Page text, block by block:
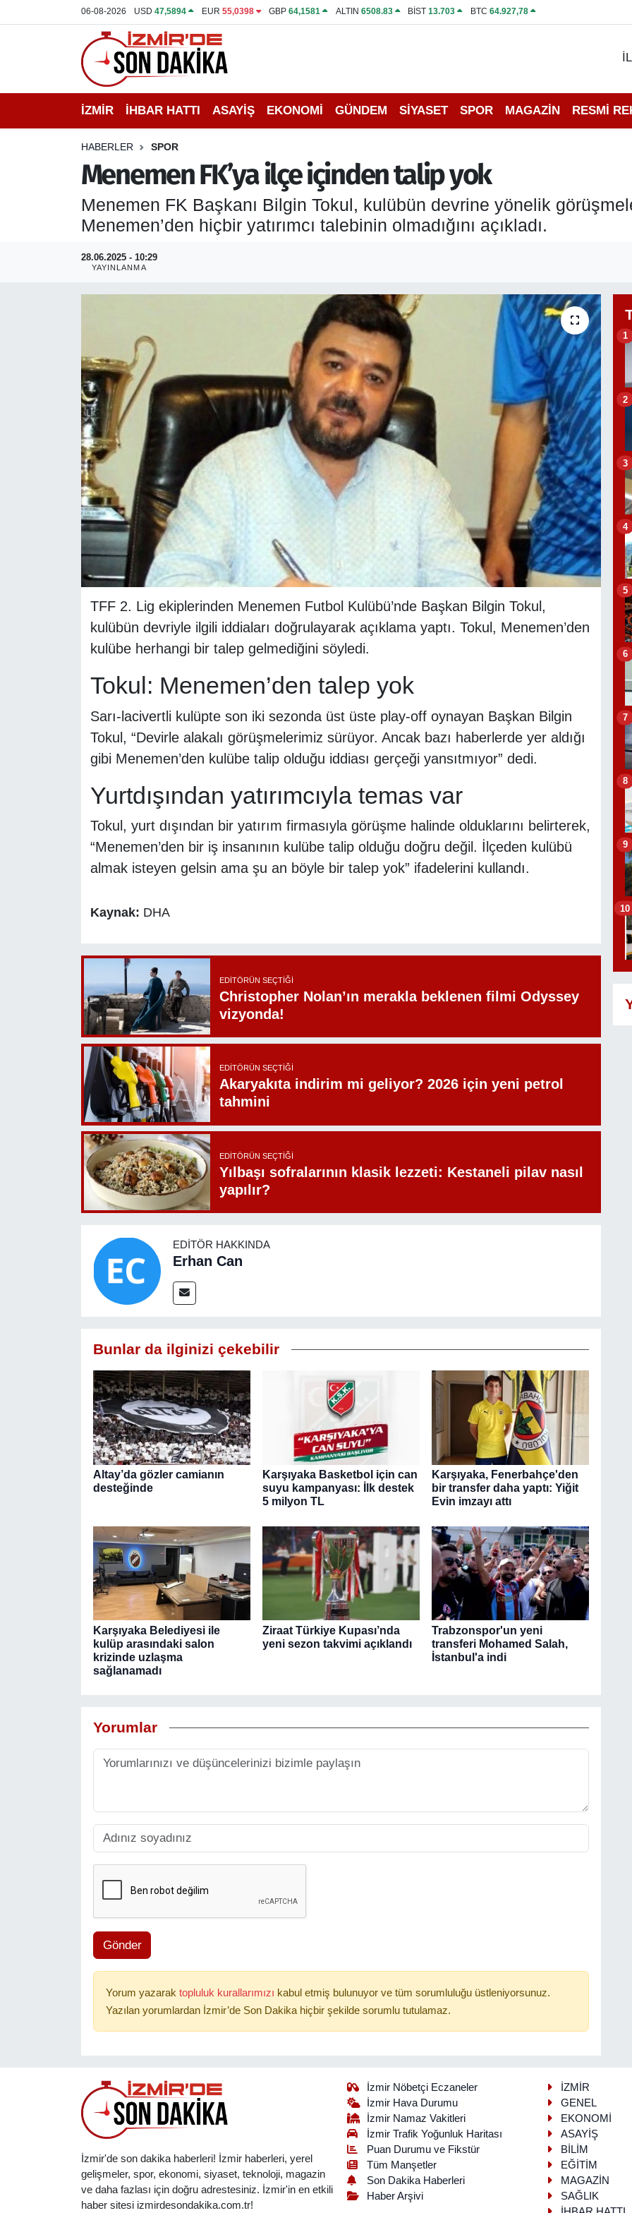
06-08-2026 USD47,5894 EUR 55,0398 GBP64,1581 ALTIN 6508.83 BİST13.703 BTC 64.927,78
İZMİR İHBAR HATTI ASAYİŞ EKONOMİ GÜNDEM SİYASET SPOR MAGAZİN RESMİ
HABERLER SPOR
Menemen FK’ya ilçe içinden talip yok
Menemen FK Başkanı Bilgin Tokul, kulübün devrine yönelik
Menemen’den hiçbir yatırımcı talebinin olmadığını açıkladı.
28.06.2025 - 10:29
YAYINLANMA
TFF 2. Lig ekiplerinden Menemen Futbol Kulübü’nde Başkan Bilgin Tokul,
kulübün devriyle ilgili iddiaları doğrulayarak açıklama yaptı. Tokul, Menemen’den
kulübe herhangi bir talep gelmediğini söyledi.
Tokul: Menemen’den talep yok
Sarı-lacivertli kulüpte son iki sezonda üst üste play-off oynayan Başkan Bilgin
Tokul, “Devirle alakalı görüşmelerimiz sürüyor. Ancak bazı haberlerde yer aldığı
gibi Menemen’den kulübe talip olduğu iddiası gerçeği yansıtmıyor” dedi.
Yurtdışından yatırımcıyla temas var
Tokul, yurt dışından bir yatırım firmasıyla görüşme halinde olduklarını belirterek,
“Menemen’den bir iş insanının kulübe talip olduğu doğru değil. İlçeden kulübü
almak isteyen gelsin ama şu an böyle bir talep yok” ifadelerini kullandı.
Kaynak: DHA
EDITÖRÜN SEÇTIĞI
Christopher Nolan’ın merakla beklenen filmi Odyssey
vizyonda!
EDITÖRÜN SEÇTIĞI
Akaryakıta indirim mi geliyor? 2026 için yeni petrol
tahmini
EDITÖRÜN SEÇTIĞI
Yılbaşı sofralarının klasik lezzeti: Kestaneli pilav nasıl
yapılır?
EDITÖR HAKKINDA
Erhan Can
Bunlar da ilginizi çekebilir
Altay’da gözler camianın
desteğinde
Karşıyaka Basketbol için can
suyu kampanyası: İlk destek
5 milyon TL
Karşıyaka, Fenerbahçe'den
bir transfer daha yaptı: Yiğit
Evin imzayı attı
Karşıyaka Belediyesi ile
kulüp arasındaki salon
krizinde uzlaşma
sağlanamadı
Ziraat Türkiye Kupası’nda
yeni sezon takvimi açıklandı
Trabzonspor'un yeni
transferi Mohamed Salah,
İstanbul'a indi
Yorumlar
Gönder
Yorum yazarak topluluk kurallarımızı kabul etmiş bulunuyor ve tüm sorumluluğu üstleniyorsunuz.
Yazılan yorumlardan İzmir’de Son Dakika hiçbir şekilde sorumlu tutulamaz.
1
2
3
4
5
6
7
8
9
10
İzmir'de son dakika haberleri! İzmir haberleri, yerel
gelişmeler, spor, ekonomi, siyaset, teknoloji, magazin
ve daha fazlası için doğru adrestesiniz. İzmir'in en etkili
haber sitesi izmirdesondakika.com.tr!
İzmir Nöbetçi Eczaneler
İzmir Hava Durumu
İzmir Namaz Vakitleri
İzmir Trafik Yoğunluk Haritası
Puan Durumu ve Fikstür
Tüm Manşetler
Son Dakika Haberleri
Haber Arşivi
İZMİR
GENEL
EKONOMİ
ASAYİŞ
BİLİM
EĞİTİM
MAGAZİN
SAĞLIK
İHBAR HATTI
DEPREM
EKONOMİ
SİYASET
İzmir Nöbetçi Eczaneler
İzmir Hava Durumu
İzmir Namaz Vakitleri
İzmir Trafik Yoğunluk Haritası
Puan Durumu ve Fikstür
Tüm Manşetler
Son Dakika Haberleri